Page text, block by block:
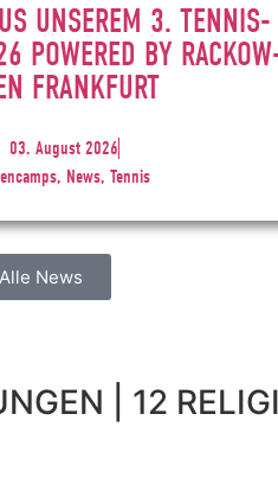
UNSEREM 3. TENNIS-
POWERED BY
FRANKFURT
03. August 2026
News, Tennis
Alle News
| 12